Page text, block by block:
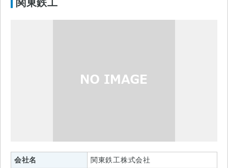
関東鉄工
会社名
関東鉄工株式会社